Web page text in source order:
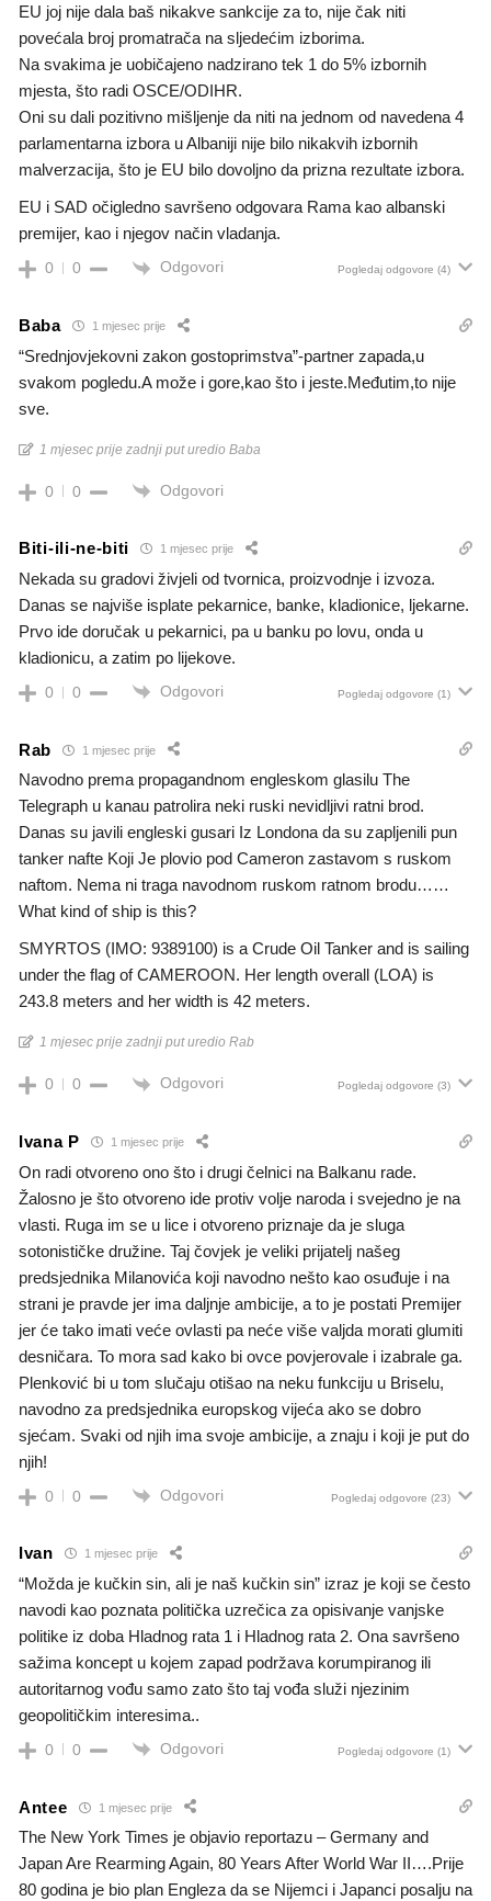
EU joj nije dala baš nikakve sankcije za to, nije čak niti
povećala broj promatrača na sljedećim izborima.
Na svakima je uobičajeno nadzirano tek 1 do 5% izbornih
mjesta, što radi OSCE/ODIHR.
Oni su dali pozitivno mišljenje da niti na jednom od navedena 4
parlamentarna izbora u Albaniji nije bilo nikakvih izbornih
malverzacija, što je EU bilo dovoljno da prizna rezultate izbora.
EU i SAD očigledno savršeno odgovara Rama kao albanski
premijer, kao i njegov način vladanja.
0 0 Odgovori Pogledaj odgovore (4)
Baba 1 mjesec prije
“Srednjovjekovni zakon gostoprimstva”-partner zapada,u
svakom pogledu.A može i gore,kao što i jeste.Međutim,to nije
sve.
1 mjesec prije zadnji put uredio Baba
0 0 Odgovori
Biti-ili-ne-biti 1 mjesec prije
Nekada su gradovi živjeli od tvornica, proizvodnje i izvoza.
Danas se najviše isplate pekarnice, banke, kladionice, ljekarne.
Prvo ide doručak u pekarnici, pa u banku po lovu, onda u
kladionicu, a zatim po lijekove.
0 0 Odgovori Pogledaj odgovore (1)
Rab 1 mjesec prije
Navodno prema propagandnom engleskom glasilu The
Telegraph u kanau patrolira neki ruski nevidljivi ratni brod.
Danas su javili engleski gusari Iz Londona da su zapljenili pun
tanker nafte Koji Je plovio pod Cameron zastavom s ruskom
naftom. Nema ni traga navodnom ruskom ratnom brodu……
What kind of ship is this?
SMYRTOS (IMO: 9389100) is a Crude Oil Tanker and is sailing
under the flag of CAMEROON. Her length overall (LOA) is
243.8 meters and her width is 42 meters.
1 mjesec prije zadnji put uredio Rab
0 0 Odgovori Pogledaj odgovore (3)
Ivana P 1 mjesec prije
On radi otvoreno ono što i drugi čelnici na Balkanu rade.
Žalosno je što otvoreno ide protiv volje naroda i svejedno je na
vlasti. Ruga im se u lice i otvoreno priznaje da je sluga
sotonističke družine. Taj čovjek je veliki prijatelj našeg
predsjednika Milanovića koji navodno nešto kao osuđuje i na
strani je pravde jer ima daljnje ambicije, a to je postati Premijer
jer će tako imati veće ovlasti pa neće više valjda morati glumiti
desničara. To mora sad kako bi ovce povjerovale i izabrale ga.
Plenković bi u tom slučaju otišao na neku funkciju u Briselu,
navodno za predsjednika europskog vijeća ako se dobro
sjećam. Svaki od njih ima svoje ambicije, a znaju i koji je put do
njih!
0 0 Odgovori Pogledaj odgovore (23)
Ivan 1 mjesec prije
“Možda je kučkin sin, ali je naš kučkin sin” izraz je koji se često
navodi kao poznata politička uzrečica za opisivanje vanjske
politike iz doba Hladnog rata 1 i Hladnog rata 2. Ona savršeno
sažima koncept u kojem zapad podržava korumpiranog ili
autoritarnog vođu samo zato što taj vođa služi njezinim
geopolitičkim interesima..
0 0 Odgovori Pogledaj odgovore (1)
Antee 1 mjesec prije
The New York Times je objavio reportazu – Germany and
Japan Are Rearming Again, 80 Years After World War II….Prije
80 godina je bio plan Engleza da se Nijemci i Japanci posalju na